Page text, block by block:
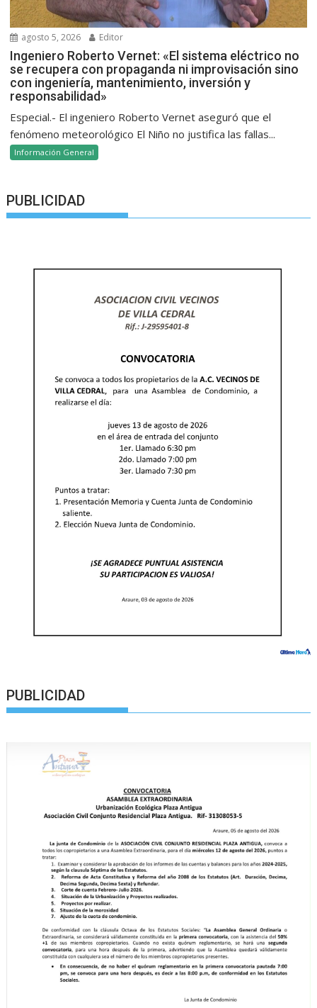
agosto 5, 2026 Editor
Ingeniero Roberto Vernet: «El sistema eléctrico no
se recupera con propaganda ni improvisación sino
con ingeniería, mantenimiento, inversión y
responsabilidad»
Especial.- El ingeniero Roberto Vernet aseguró que el
fenómeno meteorológico El Niño no justifica las fallas...
Información General
PUBLICIDAD
PUBLICIDAD